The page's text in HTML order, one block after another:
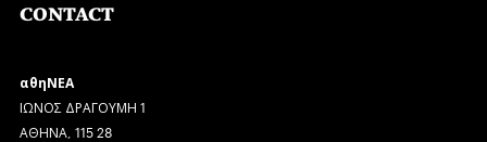
CONTACT
αθηΝΕΑ
ΙΩΝΟΣ ΔΡΑΓΟΥΜΗ 1
ΑΘΗΝΑ, 115 28